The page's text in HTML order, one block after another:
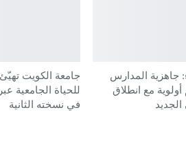
جاهزية المدارس
أولوية مع انطلاق
الجديد
جامعة الكويت تهيّئ
في نسخته الثانية